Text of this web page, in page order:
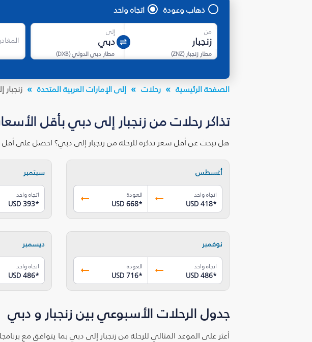
ذهاب وعودة اتجاه واحد
من
مطار زنجبار (
ZNZ
)
إلى
مطار دبي الدولي(
DXB
)
الصفحة الرئيسية رحلات إلى الإمارات العربية المتحدة
تذاكر رحلات من زنجبار إلى دبي بأقل
هل تبحث عن أقل سعر تذكرة للرحلة من زنجبار إلى دبي؟ احصل على أقل
أغسطس
اتجاه واحد
USD 418*
العودة
USD 668*
سبتمبر
اتجاه واحد
USD 393*
نوفمبر
اتجاه واحد
USD 486*
العودة
USD 716*
ديسمبر
اتجاه واحد
USD 486*
جدول الرحلات الأسبوعي بين زنجبار و دبي
أعثر على الموعد المثالي للرحلة من زنجبار إلى دبي بما يتوافق مع